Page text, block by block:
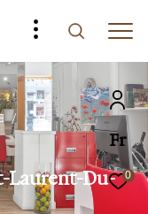
Fr
0
Laurent-Du-